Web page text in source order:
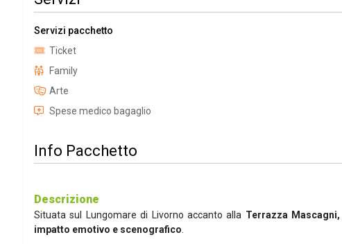
Servizi pacchetto
Ticket
Family
Arte
Spese medico bagaglio
Info Pacchetto
Descrizione
Situata sul Lungomare di Livorno accanto alla Terrazza
impatto emotivo e scenografico.